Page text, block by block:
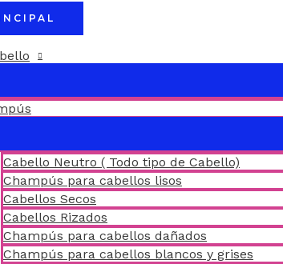
Cabello Neutro ( Todo tipo de Cabello)
Champús para cabellos lisos
Cabellos Secos
Cabellos Rizados
Champús para cabellos dañados
Champús para cabellos blancos y grises